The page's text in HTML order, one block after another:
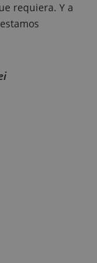
requiera. Y a